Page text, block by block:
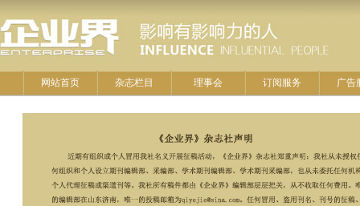
网站首页 杂志栏目 理事会 订阅服务 广告